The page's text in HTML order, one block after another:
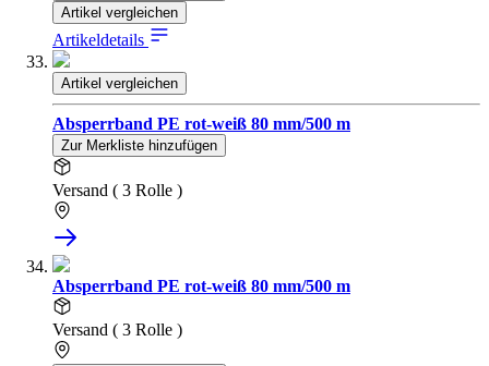
Artikel vergleichen
Artikeldetails
Artikel vergleichen
Absperrband PE rot-weiß 80 mm/500 m
Zur Merkliste hinzufügen
Versand ( 3 Rolle )
Absperrband PE rot-weiß 80 mm/500 m
Versand ( 3 Rolle )